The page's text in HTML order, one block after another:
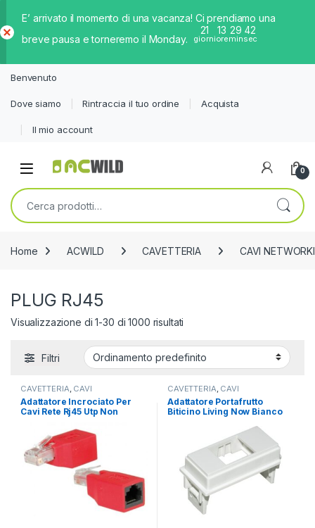
E’ arrivato il momento di una vacanza! Ci prendiamo una
breve pausa e torneremo il Monday.
21
giorni
13
ore
29
min
41
sec
iud
Benvenuto
Dove siamo Rintraccia il tuo ordine Acquista
Il mio account
0
Cerca:
Home ACWILD CAVETTERIA CAVI
PLUG RJ45
Visualizzazione di 1-30 di 1000 risultati
Filtri
CAVETTERIA, CAVI
NETWORKING PLUG RJ45
Adattatore Incrociato Per
Cavi Rete Rj45 Utp Non
CAVETTERIA, CAVI
NETWORKING PLUG RJ45
Adattatore Portafrutto
Biticino Living Now Bianco